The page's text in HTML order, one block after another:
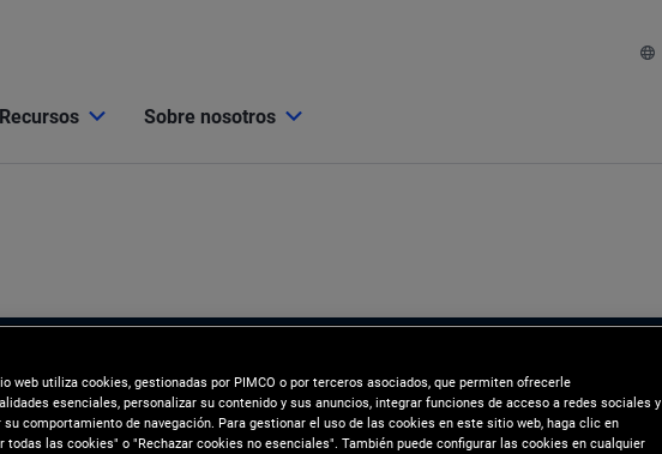
Sobre nosotros
web utiliza cookies, gestionadas por PIMCO o por terceros asociados, que permiten ofrecerle
esenciales, personalizar su contenido y sus anuncios, integrar funciones de acceso a redes sociales y
su comportamiento de navegación. Para gestionar el uso de las cookies en este sitio web, haga clic en
todas las cookies" o "Rechazar cookies no esenciales". También puede configurar las cookies en cualquier